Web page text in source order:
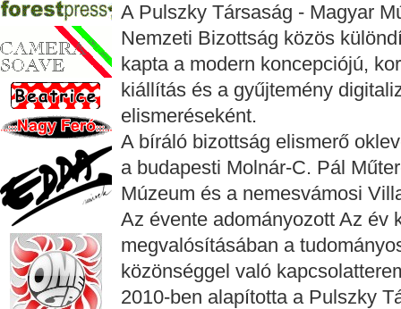
A Pulszky Társaság - Magyar
Nemzeti Bizottság közös
kapta a modern koncepciójú,
kiállítás és a gyűjtemény
elismeréseként.
A bíráló bizottság elismerő
a budapesti Molnár-C. Pál
Múzeum és a nemesvámosi
Az évente adományozott Az év
megvalósításában a
közönséggel való
2010-ben alapította a Pulszky